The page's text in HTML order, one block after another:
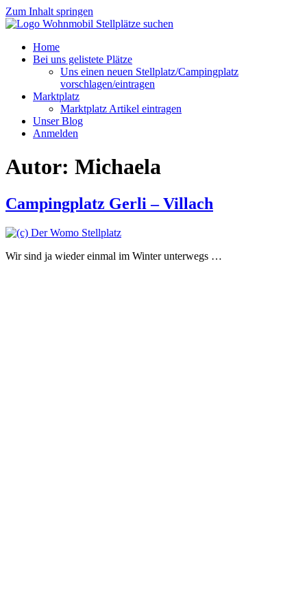
Zum Inhalt springen
Home
Bei uns gelistete Plätze
Uns einen neuen Stellplatz/Campingplatz
vorschlagen/eintragen
Marktplatz
Marktplatz Artikel eintragen
Unser Blog
Anmelden
Autor: Michaela
Campingplatz Gerli – Villach
Wir sind ja wieder einmal im Winter unterwegs …